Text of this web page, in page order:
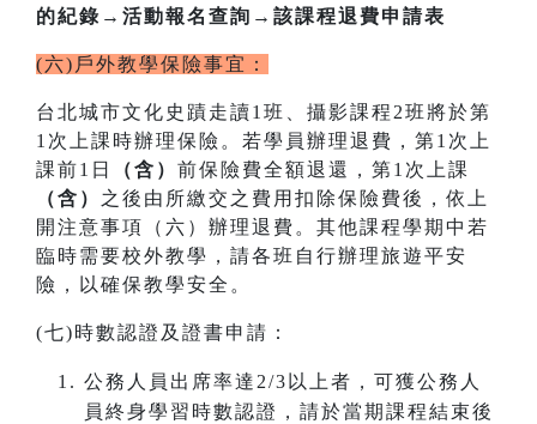
的紀錄→活動報名查詢→該課程退費申請表
(六)戶外教學保險事宜：
台北城市文化史蹟走讀1班、攝影課程2班將於第
1次上課時辦理保險。若學員辦理退費，第1次上
課前1日
（含） 前保險費全額退還，第1次上課
（含） 之後由所繳交之費用扣除保險費後，依上
開注意事項（六）辦理退費。其他課程學期中若
臨時需要校外教學，請各班自行辦理旅遊平安
險，以確保教學安全。
(七)時數認證及證書申請：
公務人員出席率達2/3以上者，可獲公務人
員終身學習時數認證，請於當期課程結束後